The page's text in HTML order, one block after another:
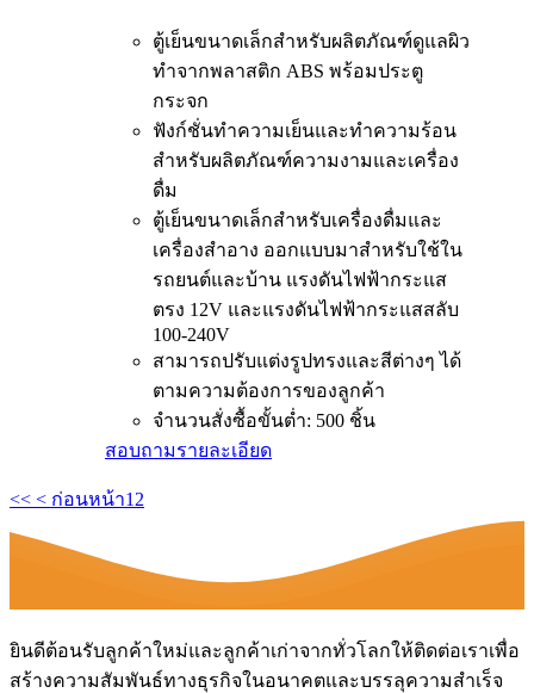
ตู้เย็นขนาดเล็กสำหรับผลิตภัณฑ์ดูแลผิว
ทำจากพลาสติก ABS พร้อมประตู
กระจก
ฟังก์ชั่นทำความเย็นและทำความร้อน
สำหรับผลิตภัณฑ์ความงามและเครื่อง
ดื่ม
ตู้เย็นขนาดเล็กสำหรับเครื่องดื่มและ
เครื่องสำอาง ออกแบบมาสำหรับใช้ใน
รถยนต์และบ้าน แรงดันไฟฟ้ากระแส
ตรง 12V และแรงดันไฟฟ้ากระแสสลับ
100-240V
สามารถปรับแต่งรูปทรงและสีต่างๆ ได้
ตามความต้องการของลูกค้า
จำนวนสั่งซื้อขั้นต่ำ: 500 ชิ้น
สอบถามรายละเอียด
<< < ก่อนหน้า1 2
ยินดีต้อนรับลูกค้าใหม่และลูกค้าเก่าจากทั่วโลกให้ติดต่อเราเพื่อ
สร้างความสัมพันธ์ทางธุรกิจในอนาคตและบรรลุความสำเร็จ